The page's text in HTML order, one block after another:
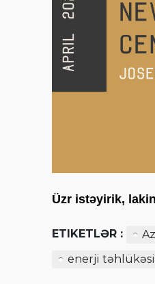
Üzr istəyirik,
ETIKETLƏR :
enerji